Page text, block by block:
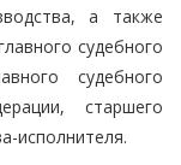
а также
судебного
судебного
старшего
исполнителя.